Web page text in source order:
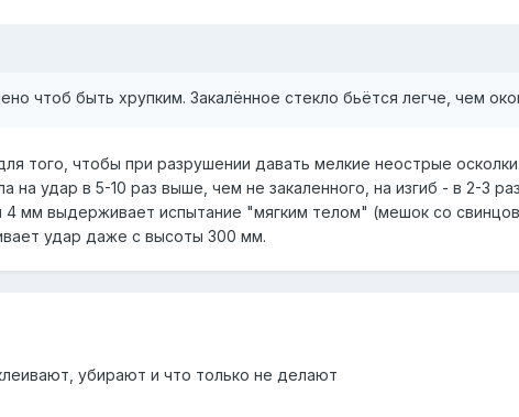
чтоб быть хрупким. Закалённое стекло бьётся легче, чем
того, чтобы при разрушении давать мелкие неострые
на удар в 5-10 раз выше, чем не закаленного, на изгиб - в 2-3
4 мм выдерживает испытание "мягким телом" (мешок со
удар даже с высоты 300 мм.
убирают и что только не делают